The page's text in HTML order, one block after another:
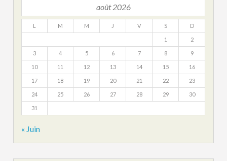
août 2026
L M M J V S D
1 2
3 4 5 6 7 8 9
10 11 12 13 14 15 16
17 18 19 20 21 22 23
24 25 26 27 28 29 30
31
« Juin